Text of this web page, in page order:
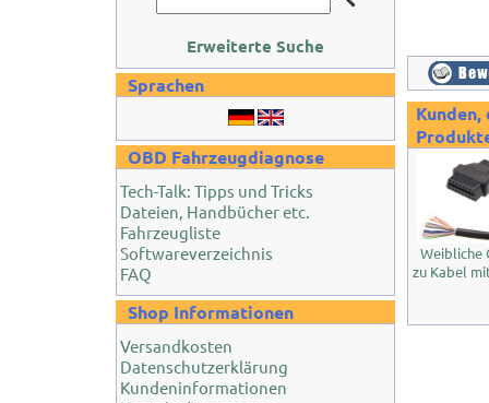
Erweiterte Suche
Sprachen
OBD Fahrzeugdiagnose
Tech-Talk: Tipps und Tricks
Dateien, Handbücher etc.
Fahrzeugliste
Softwareverzeichnis
FAQ
Shop Informationen
Versandkosten
Datenschutzerklärung
Kundeninformationen
Weibliche
zu Kabel